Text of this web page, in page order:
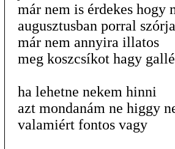
már nem is érdekes hogy
augusztusban porral
már nem annyira illatos
meg koszcsíkot hagy
ha lehetne nekem hinni
azt mondanám ne higgy
valamiért fontos vagy